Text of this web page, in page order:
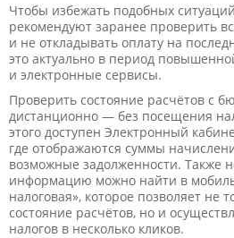
Чтобы избежать подобных
рекомендуют заранее проверить
и не откладывать оплату на
это актуально в период
и электронные сервисы.
Проверить состояние расчётов с
дистанционно — без посещения
этого доступен Электронный
где отображаются суммы
возможные задолженности. Также
информацию можно найти в
налоговая», которое позволяет не
состояние расчётов, но и
налогов в несколько кликов.